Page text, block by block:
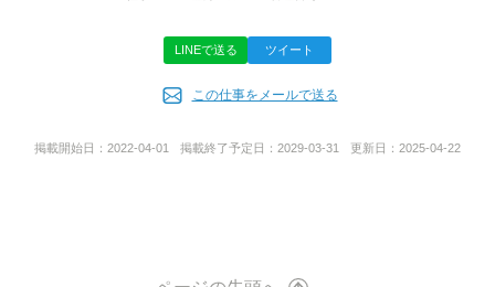
採用担当までお電話下さい。
と言っていただけるとスムーズです。
24時間受付中です。
LINEで送る ツイート
この仕事をメールで送る
掲載開始日： 2022-04-01 掲載終了予定日： 2029-03-31 更新日： 2025-04-22